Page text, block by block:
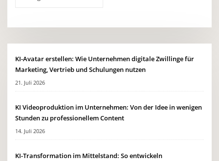
KI-Avatar erstellen: Wie Unternehmen digitale Zwillinge für
Marketing, Vertrieb und Schulungen nutzen
21. Juli 2026
KI Videoproduktion im Unternehmen: Von der Idee in wenigen
Stunden zu professionellem Content
14. Juli 2026
KI-Transformation im Mittelstand: So entwickeln